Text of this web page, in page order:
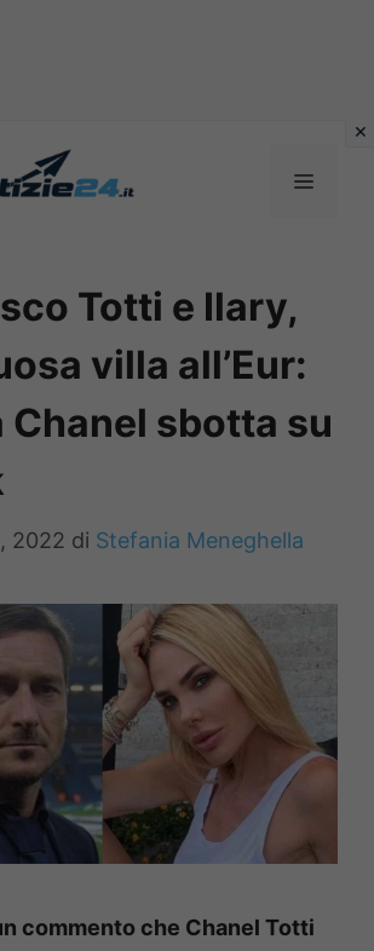
MENU
Totti e Ilary,
villa all’Eur:
Chanel sbotta su
2022 di Stefania Meneghella
commento che Chanel Totti